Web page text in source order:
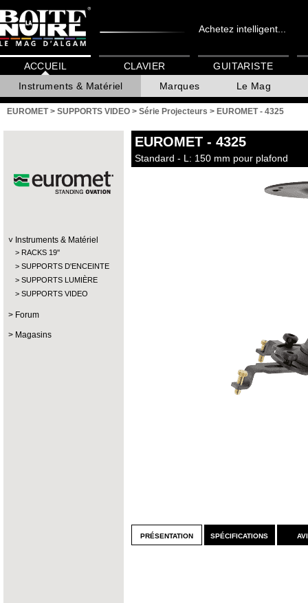
Achetez intelligent...
ACCUEIL
Instruments & Matériel
Marques Le Mag
CLAVIER GUITARISTE
EUROMET> SUPPORTS VIDEO > Série Projecteurs > EUROMET - 4325
Instruments & Matériel
RACKS 19''
SUPPORTS D'ENCEINTE
SUPPORTS LUMIÈRE
SUPPORTS VIDEO
Forum
Magasins
EUROMET - 4325
Standard - L: 150 mm pour plafond
présentation spécifications